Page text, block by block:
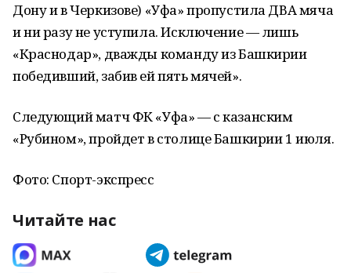
Дону и в Черкизове) «Уфа» пропустила ДВА мяча
и ни разу не уступила. Исключение — лишь
«Краснодар», дважды команду из Башкирии
победивший, забив ей пять мячей».
Следующий матч ФК «Уфа» — с казанским
«Рубином», пройдет в столице Башкирии 1 июля.
Фото: Спорт-экспресс
Читайте нас